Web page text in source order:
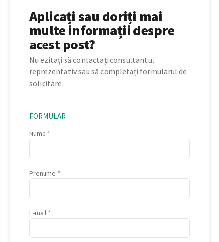
Aplicați sau doriți mai
multe informații despre
acest post?
Nu ezitați să contactați consultantul
reprezentativ sau să completați formularul de
solicitare.
FORMULAR
Nume
Prenume
E-mail